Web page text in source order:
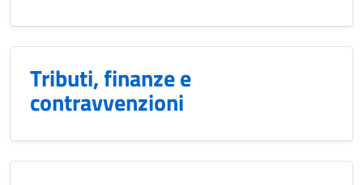
Tributi, finanze e
contravvenzioni